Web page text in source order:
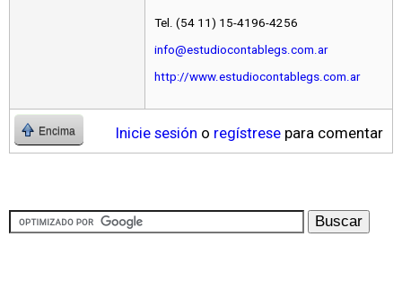
Tel. (54 11) 15-4196-4256
info@estudiocontablegs.com.ar
http://www.estudiocontablegs.com.ar
Encima Inicie sesión o regístrese para comentar